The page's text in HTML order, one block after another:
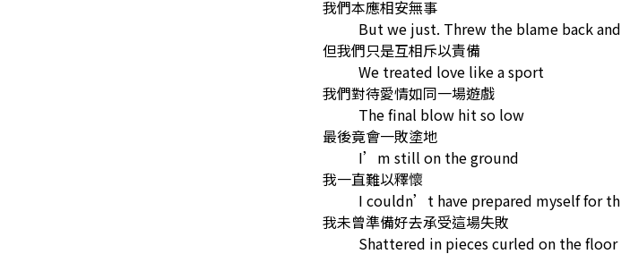
我們本應相安無事
But we just. Threw the blame back
但我們只是互相斥以責備
We treated love like a sport
我們對待愛情如同一場遊戲
The final blow hit so low
最後竟會一敗塗地
I’m still on the ground
我一直難以釋懷
I couldn’t have prepared myself for
我未曾準備好去承受這場失敗
Shattered in pieces curled on the floor